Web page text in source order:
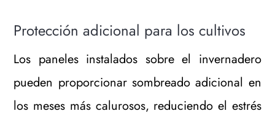
Protección adicional para los cultivos
Los paneles instalados sobre el invernadero
pueden proporcionar sombreado adicional en
los meses más calurosos, reduciendo el estrés